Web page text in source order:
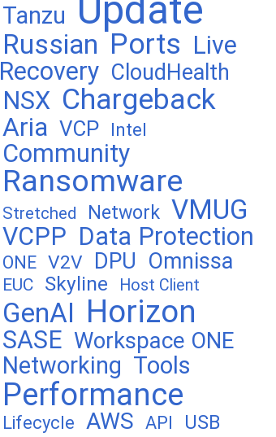
Tanzu Update
Russian Ports Live
Recovery CloudHealth
NSX Chargeback
Aria VCP Intel
Community
Ransomware
Stretched Network VMUG
VCPP Data Protection
ONE V2V DPU Omnissa
EUC Skyline Host Client
GenAI Horizon
SASE Workspace ONE
Networking Tools
Performance
Lifecycle AWS API USB